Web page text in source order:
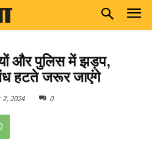
और पुलिस में झड़प,
हटते जरूर जाएंगे
2024 0